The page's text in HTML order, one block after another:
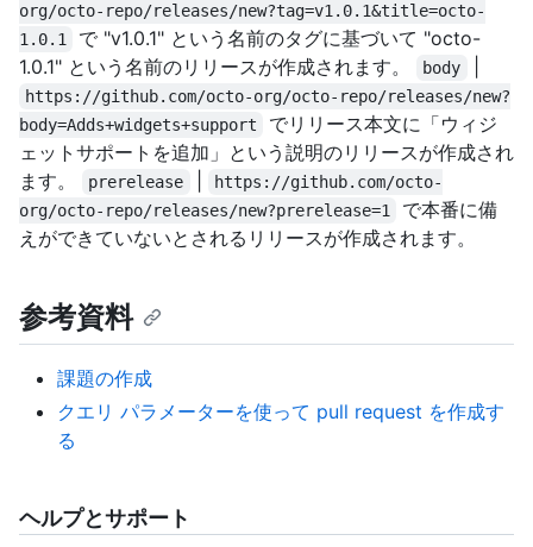
org/octo-repo/releases/new?tag=v1.0.1&title=octo-
1.0.1
で "v1.0.1" という名前のタグに基づいて "octo-
1.0.1" という名前のリリースが作成されます。
body
https://github.com/octo-org/octo-repo/releases/new?
body=Adds+widgets+support
でリリース本文に「ウィジ
ェットサポートを追加」という説明のリリースが作成され
ます。
prerelease
https://github.com/octo-
org/octo-repo/releases/new?prerelease=1
で本番に備
えができていないとされるリリースが作成されます。
参考資料
課題の作成
クエリ パラメーターを使って pull request を作成す
る
ヘルプとサポート